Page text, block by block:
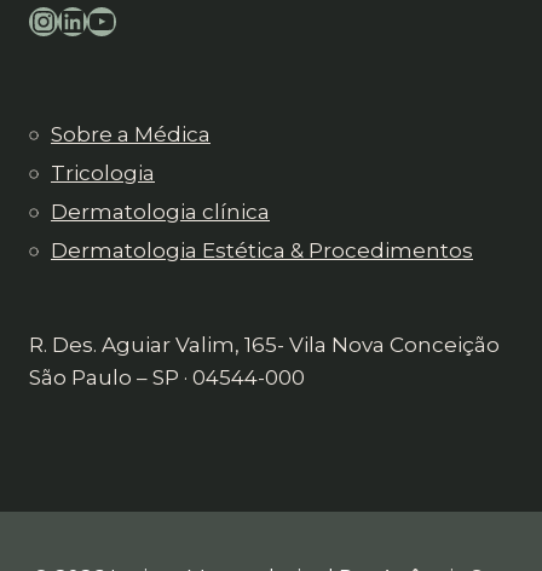
Instagram
LinkedIn
YouTube
Sobre a Médica
Tricologia
Dermatologia clínica
Dermatologia Estética & Procedimentos
R. Des. Aguiar Valim, 165- Vila Nova Conceição
São Paulo – SP · 04544-000